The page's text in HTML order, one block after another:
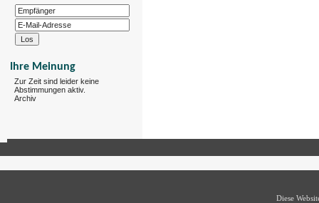
Ihre Meinung
Zur Zeit sind leider keine
Abstimmungen aktiv.
Archiv
Diese